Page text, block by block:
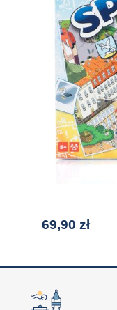
69,90 zł